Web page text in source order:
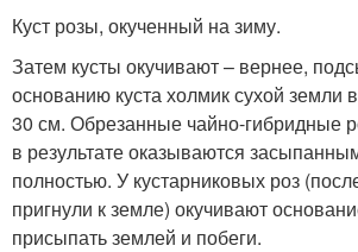
Куст розы, окученный на зиму.
Затем кусты окучивают – вернее,
основанию куста холмик сухой земли
30 см. Обрезанные чайно-гибридные
в результате оказываются
полностью. У кустарниковых роз
пригнули к земле) окучивают
присыпать землей и побеги.